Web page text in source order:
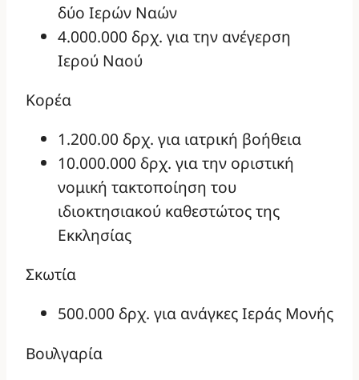
δύο Ιερών Ναών
4.000.000 δρχ. για την ανέγερση
Ιερού Ναού
Κορέα
1.200.00 δρχ. για ιατρική βοήθεια
10.000.000 δρχ. για την οριστική
νομική τακτοποίηση του
ιδιοκτησιακού καθεστώτος της
Εκκλησίας
Σκωτία
500.000 δρχ. για ανάγκες Ιεράς Μονής
Βουλγαρία